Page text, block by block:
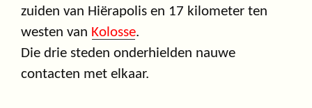
zuiden van Hiërapolis en 17 kilometer ten
westen van Kolosse.
Die drie steden onderhielden nauwe
contacten met elkaar.